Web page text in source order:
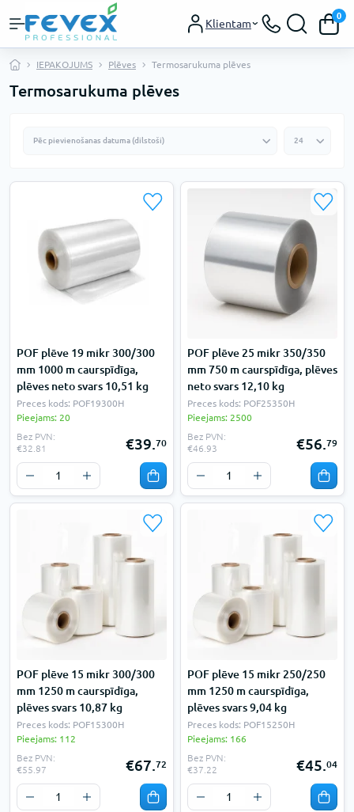
Klientam
0
IEPAKOJUMS Plēves Termosarukuma plēves
Termosarukuma plēves
POF plēve 19 mikr 300/300
mm 1000 m caurspīdīga,
plēves neto svars 10,51 kg
Preces kods: POF19300H
Pieejams: 20
Bez PVN:
€32.81
€39.70
POF plēve 25 mikr 350/350
mm 750 m caurspīdīga, plēves
neto svars 12,10 kg
Preces kods: POF25350H
Pieejams: 2500
Bez PVN:
€46.93
€56.79
POF plēve 15 mikr 300/300
mm 1250 m caurspīdīga,
plēves svars 10,87 kg
Preces kods: POF15300H
Pieejams: 112
Bez PVN:
€55.97
€67.72
POF plēve 15 mikr 250/250
mm 1250 m caurspīdīga,
plēves svars 9,04 kg
Preces kods: POF15250H
Pieejams: 166
Bez PVN:
€37.22
€45.04